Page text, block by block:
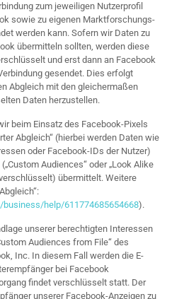
zum jeweiligen Nutzerprofil
sowie zu eigenen Marktforschungs-
werden kann. Sofern wir Daten zu
übermitteln sollten, werden diese
und erst dann an Facebook
gesendet. Dies erfolgt
Abgleich mit den gleichermaßen
Daten herzustellen.
beim Einsatz des Facebook-Pixels
Abgleich“ (hierbei werden Daten wie
oder Facebook-IDs der Nutzer)
Audiences“ oder „Look Alike
übermittelt. Weitere
help/611774685654668).
unserer berechtigten Interessen
Audiences from File“ des
Inc. In diesem Fall werden die E-
bei Facebook
findet verschlüsselt statt. Der
unserer Facebook-Anzeigen zu